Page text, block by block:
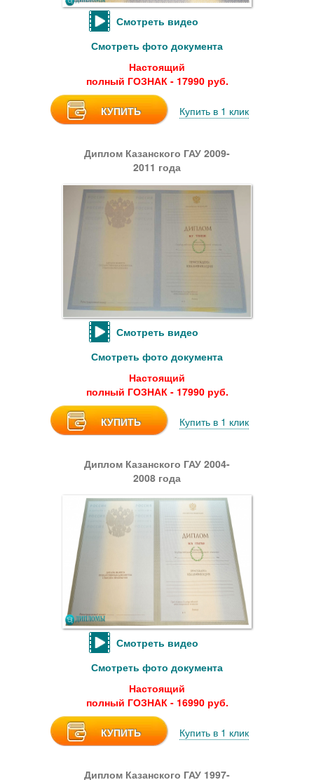
Смотреть видео
Смотреть фото документа
Настоящий
полный ГОЗНАК - 17990 руб.
КУПИТЬ Купить в 1 клик
Диплом Казанского ГАУ 2009-
2011 года
Смотреть видео
Смотреть фото документа
Настоящий
полный ГОЗНАК - 17990 руб.
КУПИТЬ Купить в 1 клик
Диплом Казанского ГАУ 2004-
2008 года
Смотреть видео
Смотреть фото документа
Настоящий
полный ГОЗНАК - 16990 руб.
КУПИТЬ Купить в 1 клик
Диплом Казанского ГАУ 1997-